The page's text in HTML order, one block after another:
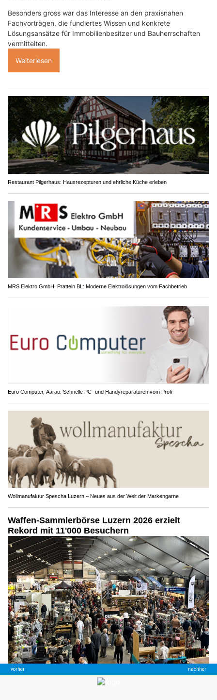
Besonders gross war das Interesse an den praxisnahen
Fachvorträgen, die fundiertes Wissen und konkrete
Lösungsansätze für Immobilienbesitzer und Bauherrschaften
vermittelten.
Weiterlesen
Restaurant Pilgerhaus: Hausrezepturen und ehrliche Küche erleben
MRS Elektro GmbH, Pratteln BL: Moderne Elektrolösungen vom Fachbetrieb
Euro Computer, Aarau: Schnelle PC- und Handyreparaturen vom Profi
Wollmanufaktur Spescha Luzern – Neues aus der Welt der Markengarne
Waffen-Sammlerbörse Luzern 2026 erzielt
Rekord mit 11'000 Besuchern
BELMEDIA REDAKTION
Die 50. Internationale Waffen-Sammlerbörse Luzern blickt